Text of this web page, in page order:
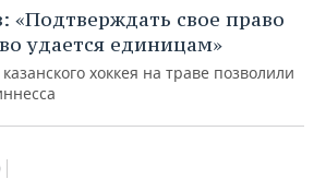
«Подтверждать свое право
удается единицам»
хоккея на траве позволили